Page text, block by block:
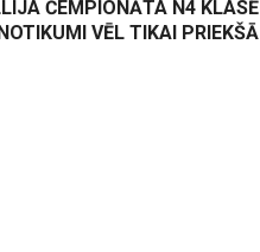
ČEMPIONĀTA N4 KLASĒ
VĒL TIKAI PRIEKŠĀ